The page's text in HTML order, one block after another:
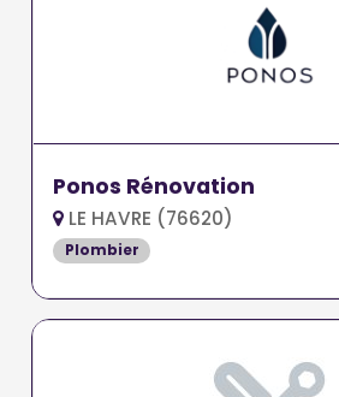
Ponos Rénovation
LE HAVRE (76620)
Plombier